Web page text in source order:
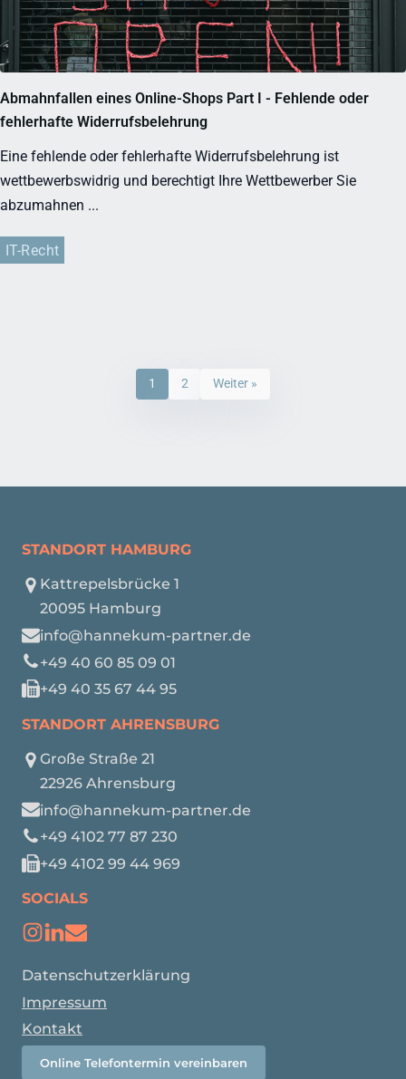
Abmahnfallen eines Online-Shops Part I - Fehlende oder
fehlerhafte Widerrufsbelehrung
Eine fehlende oder fehlerhafte Widerrufsbelehrung ist
wettbewerbswidrig und berechtigt Ihre Wettbewerber Sie
abzumahnen ...
IT-Recht
1 2 Weiter »
STANDORT HAMBURG
Kattrepelsbrücke 1
20095 Hamburg
info@hannekum-partner.de
+49 40 60 85 09 01
+49 40 35 67 44 95
STANDORT AHRENSBURG
Große Straße 21
22926 Ahrensburg
info@hannekum-partner.de
+49 4102 77 87 230
+49 4102 99 44 969
SOCIALS
Datenschutzerklärung
Impressum
Kontakt
Online Telefontermin vereinbaren